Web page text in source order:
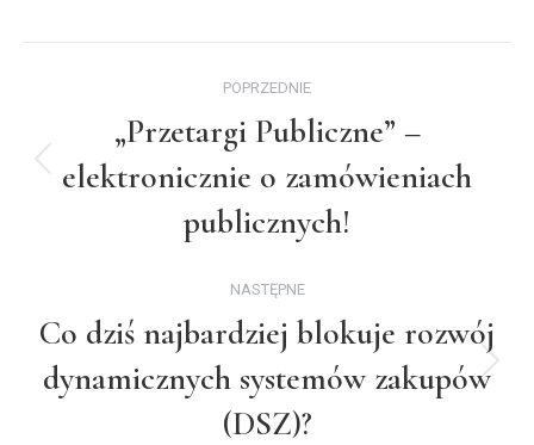
wpisów
POPRZEDNIE
Poprzedni
„Przetargi Publiczne” –
elektronicznie o zamówieniach
publicznych!
NASTĘPNE
Następny
Co dziś najbardziej blokuje rozwój
dynamicznych systemów zakupów
(DSZ)?